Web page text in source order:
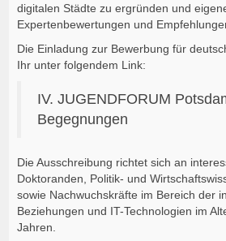
digitalen Städte zu ergründen und
Expertenbewertungen und
Die Einladung zur Bewerbung für
Ihr unter folgendem Link:
IV. JUGENDFORUM
Begegnungen
Die Ausschreibung richtet sich an
Doktoranden, Politik- und
sowie Nachwuchskräfte im Bereich der
Beziehungen und IT-Technologien im
Jahren.